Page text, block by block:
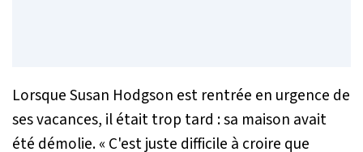
Lorsque Susan Hodgson est rentrée en urgence de
ses vacances, il était trop tard : sa maison avait
été démolie. « C'est juste difficile à croire que